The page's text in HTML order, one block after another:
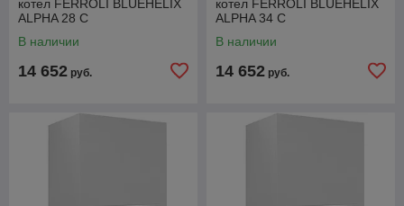
котел FERROLI BLUEHELIX
ALPHA 28 С
В наличии
14 652 руб.
котел FERROLI BLUEHELIX
ALPHA 34 С
В наличии
14 652 руб.